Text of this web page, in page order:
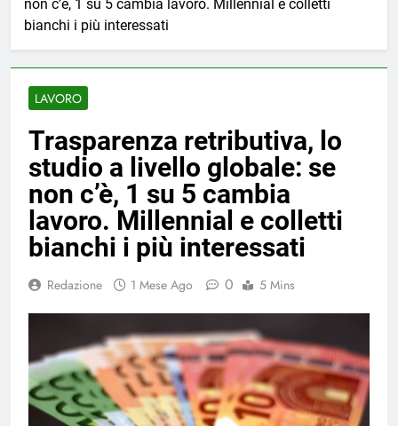
non c’è, 1 su 5 cambia lavoro. Millennial e colletti
bianchi i più interessati
LAVORO
Trasparenza retributiva, lo
studio a livello globale: se
non c’è, 1 su 5 cambia
lavoro. Millennial e colletti
bianchi i più interessati
Redazione 1 Mese Ago 0 5 Mins